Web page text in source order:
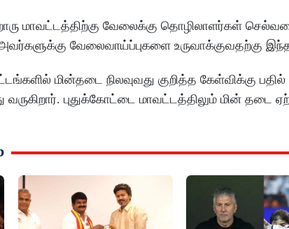
மாவட்டத்திற்கு வேலைக்கு தொழிலாளர்கள்
வேலைவாய்ப்புகளை உருவாக்குவதற்கு இந்த
மின்தடை நிலவுவது குறித்த கேள்விக்கு
புதுக்கோட்டை மாவட்டத்திலும் மின் தடை